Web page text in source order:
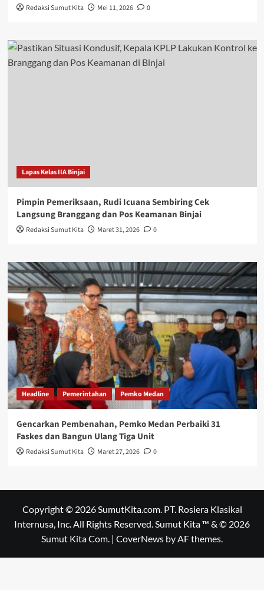
Redaksi Sumut Kita Mei 11, 2026 0
Lapas Kelas IIA Binjai
Pimpin Pemeriksaan, Rudi Icuana Sembiring Cek
Langsung Branggang dan Pos Keamanan Binjai
Redaksi Sumut Kita Maret 31, 2026 0
Headline Pemerintahan Pemko Medan
Gencarkan Pembenahan, Pemko Medan Perbaiki 31
Faskes dan Bangun Ulang Tiga Unit
Redaksi Sumut Kita Maret 27, 2026 0
Copyright © 2026 SumutKita.com. PT. Rosiera Klasikal
Internusa, Inc. All Rights Reserved. Sumut Kita ™ & © 2026
Sumut Kita Com. | CoverNews by AF themes.